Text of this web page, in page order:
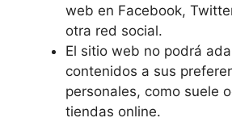
web en Facebook,
otra red social.
El sitio web no podrá
contenidos a sus
personales, como suele
tiendas online.